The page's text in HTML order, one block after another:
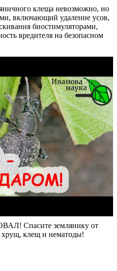
клеща невозможно, но
включающий удаление усов,
биостимуляторами,
вредителя на безопасном
Спасите землянику от
клещ и нематоды!